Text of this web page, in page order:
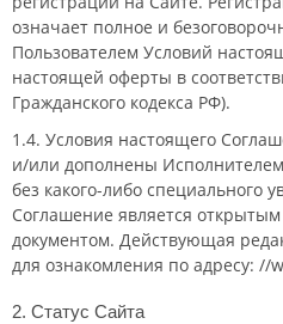
означает полное и
Пользователем Условий
настоящей оферты в
Гражданского кодекса РФ).
1.4. Условия настоящего
и/или дополнены
без какого-либо специального
Соглашение является
документом. Действующая
для ознакомления по адресу:
2. Статус Сайта